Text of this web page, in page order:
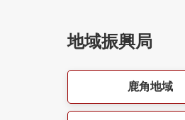
地域振興局
鹿角地域